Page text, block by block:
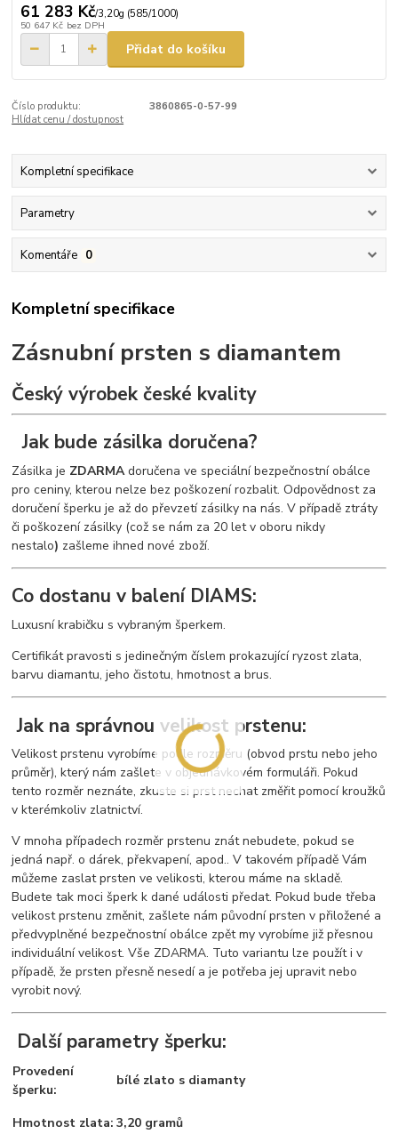
61 283 Kč/3,20g (585/1000)
50 647 Kč bez DPH
Přidat do košíku
Číslo produktu:
3860865-0-57-99
Hlídat cenu / dostupnost
Kompletní specifikace
Parametry
Komentáře 0
Kompletní specifikace
Zásnubní prsten s diamantem
Český výrobek české kvality
Jak bude zásilka doručena?
Zásilka je ZDARMAdoručena ve speciální bezpečnostní obálce
pro ceniny, kterou nelze bez poškození rozbalit. Odpovědnost za
doručení šperku je až do převzetí zásilky na nás. V případě ztráty
či poškození zásilky (což se nám za 20 let v oboru nikdy
nestalo) zašleme ihned nové zboží.
Co dostanu v balení DIAMS:
Luxusní krabičku s vybraným šperkem.
Certifikát pravosti s jedinečným číslem prokazující ryzost zlata,
barvu diamantu, jeho čistotu, hmotnost a brus.
Jak na správnou velikost prstenu:
Velikost prstenu vyrobíme podle rozměru (obvod prstu nebo jeho
průměr), který nám zašlete v objednávkovém formuláři. Pokud
tento rozměr neznáte, zkuste si prst nechat změřit pomocí kroužků
v kterémkoliv zlatnictví.
V mnoha případech rozměr prstenu znát nebudete, pokud se
jedná např. o dárek, překvapení, apod.. V takovém případě Vám
můžeme zaslat prsten ve velikosti, kterou máme na skladě.
Budete tak moci šperk k dané události předat. Pokud bude třeba
velikost prstenu změnit, zašlete nám původní prsten v přiložené a
předvyplněné bezpečnostní obálce zpět my vyrobíme již přesnou
individuální velikost. Vše ZDARMA. Tuto variantu lze použít i v
případě, že prsten přesně nesedí a je potřeba jej upravit nebo
vyrobit nový.
Další parametry šperku:
Provedení
šperku:
bílé zlato s diamanty
Hmotnost zlata: 3,20 gramů